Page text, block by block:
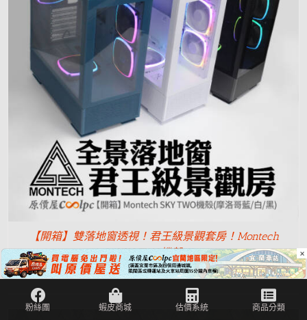
【開箱】雙落地窗透視！君王級景觀套房！Montech
SKY TWO機殼。
NT$2,390–NT$2,790
×